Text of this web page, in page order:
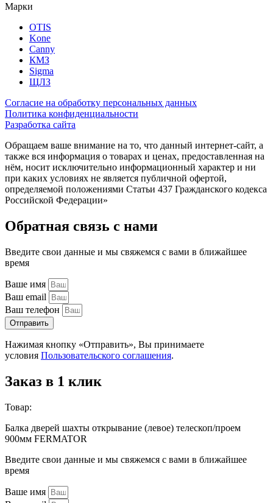
Марки
OTIS
Kone
Canny
КМЗ
Sigma
ЩЛЗ
Согласие на обработку персональных данных
Политика конфиденциальности
Разработка сайта
Обращаем ваше внимание на то, что данный интернет-сайт, а
также вся информация о товарах и ценах, предоставленная на
нём, носит исключительно информационный характер и ни
при каких условиях не является публичной офертой,
определяемой положениями Статьи 437 Гражданского кодекса
Российской Федерации»
Обратная связь с нами
Введите свои данные и мы свяжемся с вами в ближайшее
время
Ваше имя
Ваш email
Ваш телефон
Отправить
Нажимая кнопку «Отправить», Вы принимаете
условия Пользовательского соглашения.
Заказ в 1 клик
Товар:
Балка дверей шахты открывание (левое) телескоп/проем
900мм FERMATOR
Введите свои данные и мы свяжемся с вами в ближайшее
время
Ваше имя